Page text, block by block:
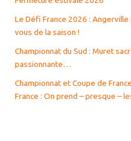
Le Défi France 2026 :
vous de la saison !
Championnat du Sud : Muret
passionnante…
Championnat et Coupe de
France : On prend – presque –